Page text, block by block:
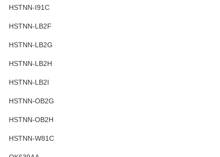
HSTNN-I91C
HSTNN-LB2F
HSTNN-LB2G
HSTNN-LB2H
HSTNN-LB2I
HSTNN-OB2G
HSTNN-OB2H
HSTNN-W81C